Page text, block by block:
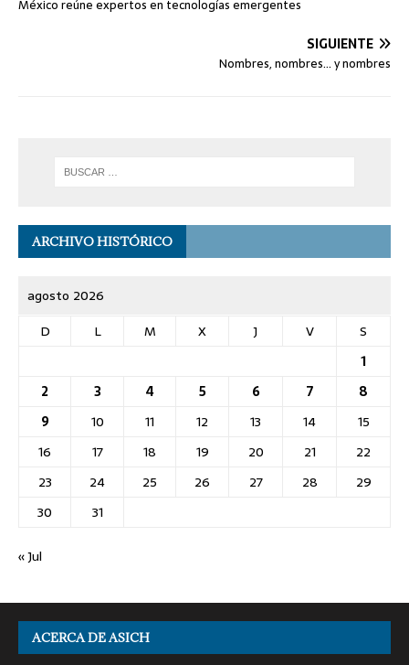
México reúne expertos en tecnologías emergentes
SIGUIENTE
Nombres, nombres… y nombres
ARCHIVO HISTÓRICO
agosto 2026
D
L M X J V
S
1
2
3 4 5 6 7
8
9
10 11 12 13 14
15
16
17 18 19 20 21
22
23
24 25 26 27 28
29
30
31
« Jul
ACERCA DE ASICH